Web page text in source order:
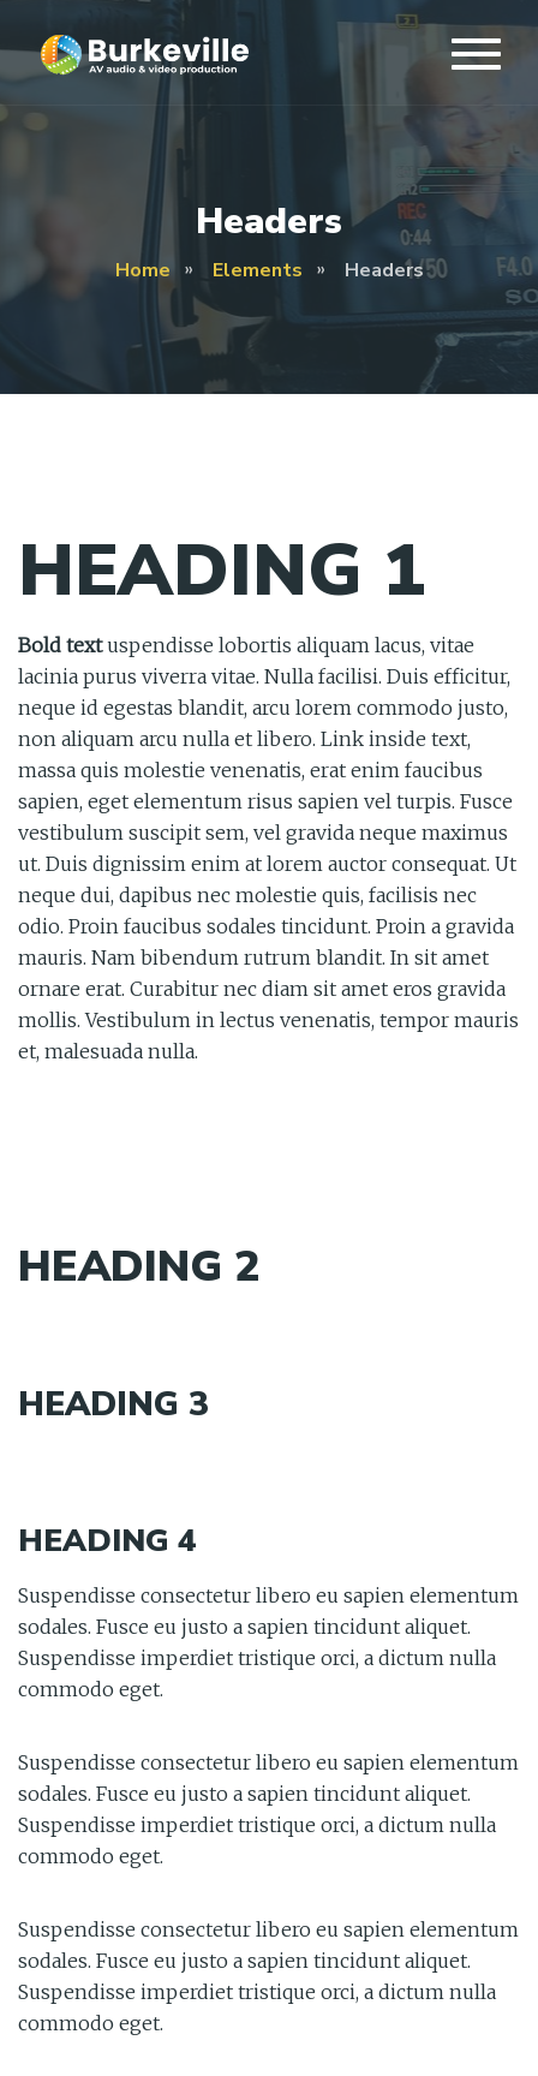
Headers
Home Elements Headers
HEADING 1
Bold textuspendisse lobortis aliquam lacus, vitae
lacinia purus viverra vitae. Nulla facilisi. Duis efficitur,
neque id egestas blandit, arcu lorem commodo justo,
non aliquam arcu nulla et libero. Link inside text,
massa quis molestie venenatis, erat enim faucibus
sapien, eget elementum risus sapien vel turpis. Fusce
vestibulum suscipit sem, vel gravida neque maximus
ut. Duis dignissim enim at lorem auctor consequat. Ut
neque dui, dapibus nec molestie quis, facilisis nec
odio. Proin faucibus sodales tincidunt. Proin a gravida
mauris. Nam bibendum rutrum blandit. In sit amet
ornare erat. Curabitur nec diam sit amet eros gravida
mollis. Vestibulum in lectus venenatis, tempor mauris
et, malesuada nulla.
HEADING 2
HEADING 3
HEADING 4
Suspendisse consectetur libero eu sapien elementum
sodales. Fusce eu justo a sapien tincidunt aliquet.
Suspendisse imperdiet tristique orci, a dictum nulla
commodo eget.
Suspendisse consectetur libero eu sapien elementum
sodales. Fusce eu justo a sapien tincidunt aliquet.
Suspendisse imperdiet tristique orci, a dictum nulla
commodo eget.
Suspendisse consectetur libero eu sapien elementum
sodales. Fusce eu justo a sapien tincidunt aliquet.
Suspendisse imperdiet tristique orci, a dictum nulla
commodo eget.